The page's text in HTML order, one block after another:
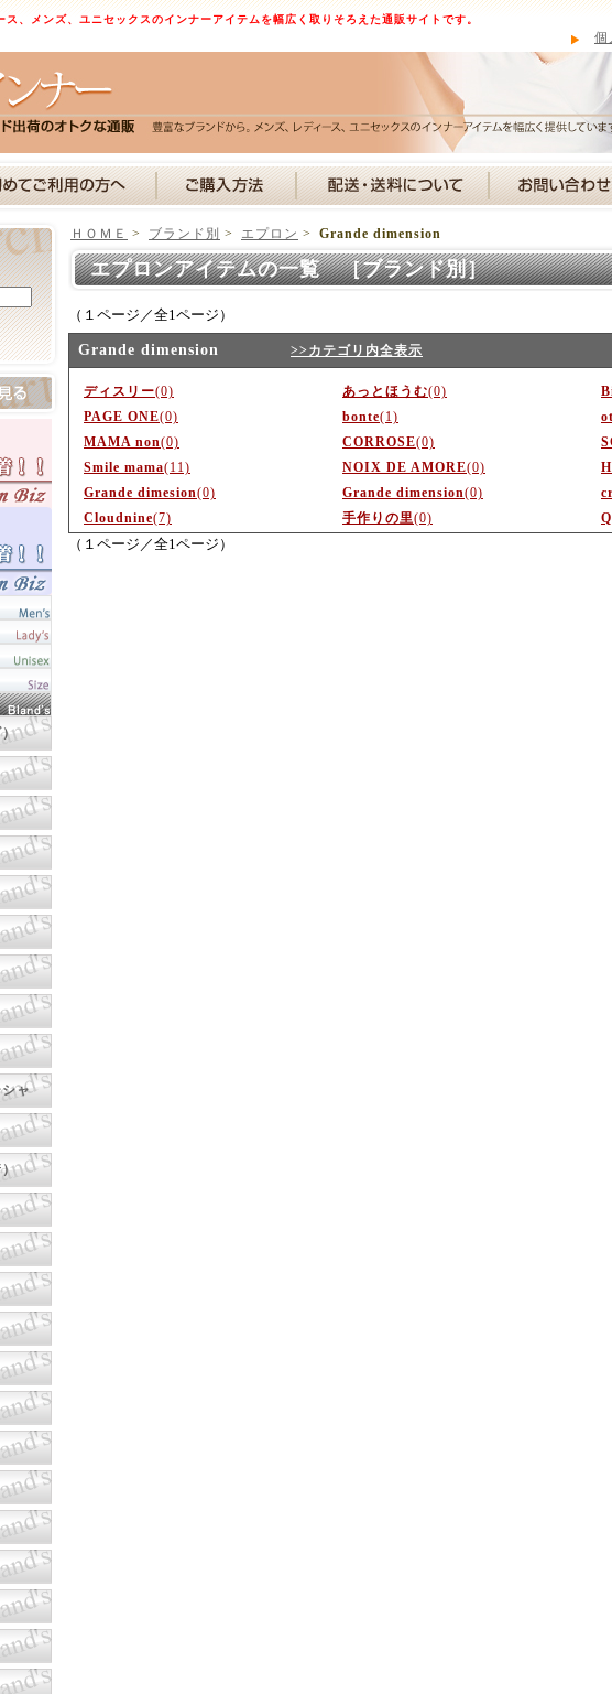
、メンズ、ユニセックスのインナーアイテムを幅広く取りそろえた通販サイトです。
個
ャ
ＨＯＭＥ > ブランド別 > エプロン > Grande dimension
エプロンアイテムの一覧 ［ブランド別］
（１ページ／全1ページ）
Grande dimension >>カテゴリ内全表示
ディスリー(0) あっとほうむ(0)
PAGE ONE(0) bonte(1)
MAMA non(0) CORROSE(0)
Smile mama(11) NOIX DE AMORE(0)
Grande dimesion(0) Grande dimension(0)
Cloudnine(7) 手作りの里(0)
（１ページ／全1ページ）